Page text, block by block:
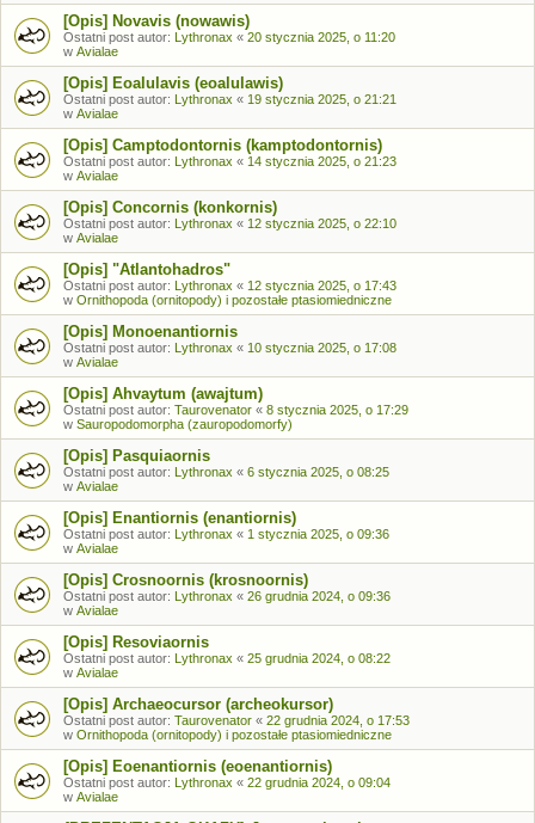
[Opis] Novavis (nowawis)
Ostatni post autor: Lythronax « 20 stycznia 2025, o 11:20
w Avialae
[Opis] Eoalulavis (eoalulawis)
Ostatni post autor: Lythronax « 19 stycznia 2025, o 21:21
w Avialae
[Opis] Camptodontornis (kamptodontornis)
Ostatni post autor: Lythronax « 14 stycznia 2025, o 21:23
w Avialae
[Opis] Concornis (konkornis)
Ostatni post autor: Lythronax « 12 stycznia 2025, o 22:10
w Avialae
[Opis] "Atlantohadros"
Ostatni post autor: Lythronax « 12 stycznia 2025, o 17:43
w Ornithopoda (ornitopody) i pozostałe ptasiomiedniczne
[Opis] Monoenantiornis
Ostatni post autor: Lythronax « 10 stycznia 2025, o 17:08
w Avialae
[Opis] Ahvaytum (awajtum)
Ostatni post autor: Taurovenator « 8 stycznia 2025, o 17:29
w Sauropodomorpha (zauropodomorfy)
[Opis] Pasquiaornis
Ostatni post autor: Lythronax « 6 stycznia 2025, o 08:25
w Avialae
[Opis] Enantiornis (enantiornis)
Ostatni post autor: Lythronax « 1 stycznia 2025, o 09:36
w Avialae
[Opis] Crosnoornis (krosnoornis)
Ostatni post autor: Lythronax « 26 grudnia 2024, o 09:36
w Avialae
[Opis] Resoviaornis
Ostatni post autor: Lythronax « 25 grudnia 2024, o 08:22
w Avialae
[Opis] Archaeocursor (archeokursor)
Ostatni post autor: Taurovenator « 22 grudnia 2024, o 17:53
w Ornithopoda (ornitopody) i pozostałe ptasiomiedniczne
[Opis] Eoenantiornis (eoenantiornis)
Ostatni post autor: Lythronax « 22 grudnia 2024, o 09:04
w Avialae